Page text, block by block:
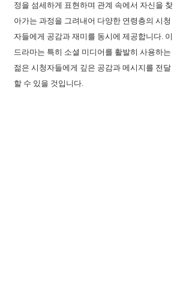
정을 섬세하게 표현하며 관계 속에서 자신을 찾
아가는 과정을 그려내어 다양한 연령층의 시청
자들에게 공감과 재미를 동시에 제공합니다. 이
드라마는 특히 소셜 미디어를 활발히 사용하는
젊은 시청자들에게 깊은 공감과 메시지를 전달
할 수 있을 것입니다.